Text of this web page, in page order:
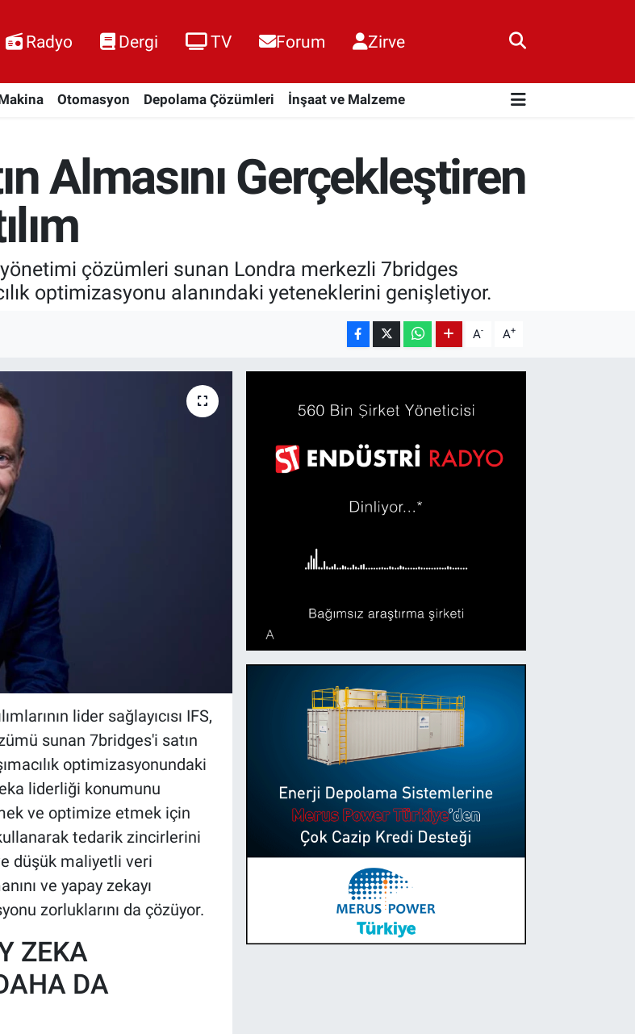
Radyo Dergi TV Forum Zirve
Otomasyon Depolama Çözümleri İnşaat ve Malzeme
Almasını Gerçekleştiren
çözümleri sunan Londra merkezli 7bridges
optimizasyonu alanındaki yeteneklerini genişletiyor.
A- A+
lider sağlayıcısı IFS,
sunan 7bridges'i satın
optimizasyonundaki
liderliği konumunu
ve optimize etmek için
tedarik zincirlerini
düşük maliyetli veri
ve yapay zekayı
zorluklarını da çözüyor.
ZEKA
DA